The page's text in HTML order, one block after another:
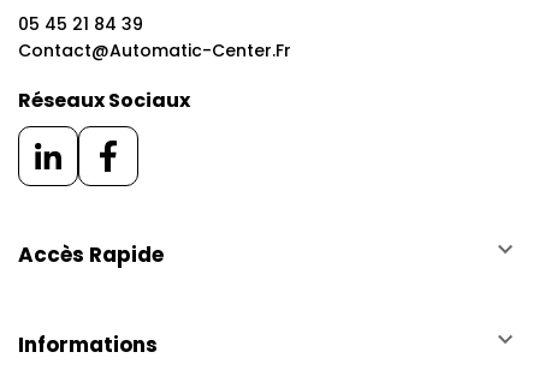
05 45 21 84 39
Contact@automatic-Center.fr
Réseaux Sociaux
Accès Rapide keyboard_arrow_down
Informations keyboard_arrow_down